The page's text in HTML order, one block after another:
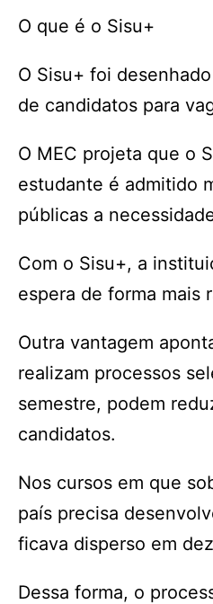
O que é o Sisu+
O Sisu+ foi
de candidatos para
O MEC projeta que o
estudante é admitido
públicas a
Com o Sisu+, a
espera de forma mais
Outra vantagem
realizam processos
semestre, podem
candidatos.
Nos cursos em que
país precisa
ficava disperso em
Dessa forma, o